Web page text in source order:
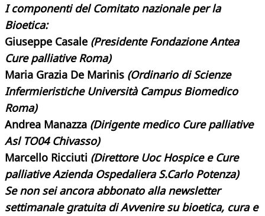
I componenti del Comitato nazionale per la
Bioetica:
Giuseppe Casale (Presidente Fondazione Antea
Cure palliative Roma)
Maria Grazia De Marinis (Ordinario di Scienze
Infermieristiche Università Campus Biomedico
Roma)
Andrea Manazza (Dirigente medico Cure palliative
Asl TO04 Chivasso)
Marcello Ricciuti (Direttore Uoc Hospice e Cure
palliative Azienda Ospedaliera S.Carlo Potenza)
Se non sei ancora abbonato alla newsletter
settimanale gratuita di Avvenire su bioetica, cura e